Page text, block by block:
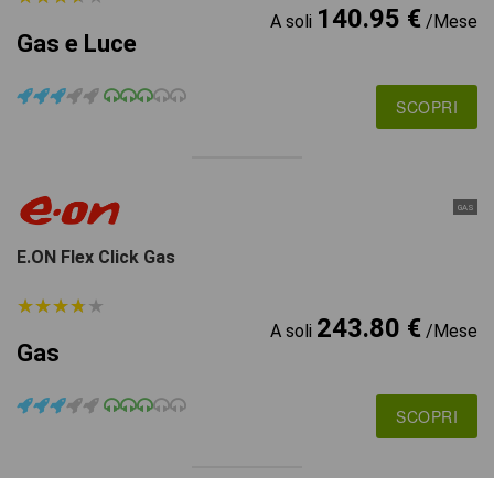
Gas e Luce
A soli 140.95 € /Mese
SCOPRI
GAS
E.ON Flex Click Gas
★★★★★
★★★★★
Gas
A soli 243.80 € /Mese
SCOPRI